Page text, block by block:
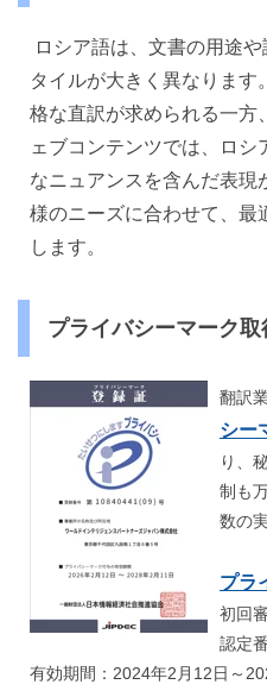
ロシア語は、文書の用途
タイルが大きく異なりま
格な直訳が求められる一方
ェブコンテンツでは、ロ
なニュアンスを含んだ表現
様のニーズに合わせて、最
します。
プライバシーマーク
翻訳
シー
り、
制も
数の
プラ
初回
認定
有効期間：2024年2月12日～